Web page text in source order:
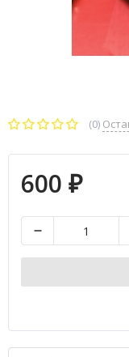
(0)
600 ₽